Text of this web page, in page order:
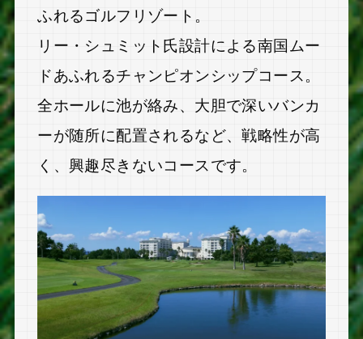
ふれるゴルフリゾート。
リー・シュミット氏設計による南国ムー
ドあふれるチャンピオンシップコース。
全ホールに池が絡み、大胆で深いバンカ
ーが随所に配置されるなど、戦略性が高
く、興趣尽きないコースです。